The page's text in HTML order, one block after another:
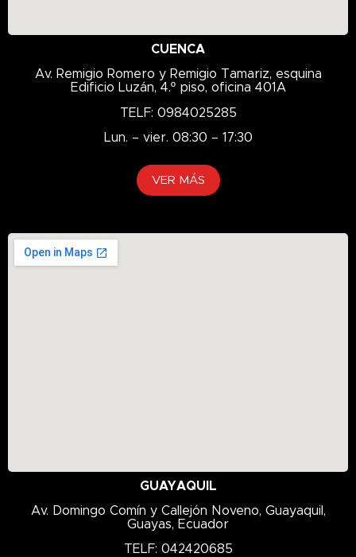
CUENCA
Av. Remigio Romero y Remigio Tamariz, esquina
Edificio Luzán, 4.º piso, oficina 401A
TELF: 0984025285
Lun. – vier. 08:30 – 17:30
VER MÁS
GUAYAQUIL
Av. Domingo Comín y Callejón Noveno, Guayaquil,
Guayas, Ecuador
TELF: 042420685